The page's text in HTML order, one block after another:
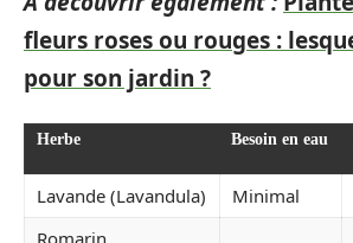
fleurs roses ou rouges :
pour son jardin ?
Herbe Besoin en eau
Lavande (Lavandula) Minimal
Romarin